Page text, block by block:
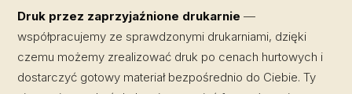
Druk przez zaprzyjaźnione drukarnie —
współpracujemy ze sprawdzonymi drukarniami, dzięki
czemu możemy zrealizować druk po cenach hurtowych i
dostarczyć gotowy materiał bezpośrednio do Ciebie. Ty